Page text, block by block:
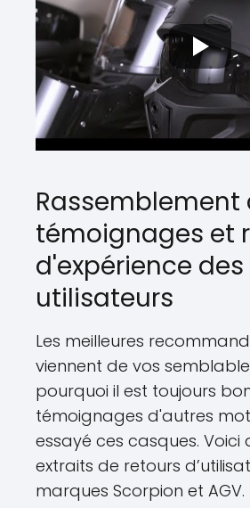
Rassemblement
témoignages et
d'expérience des
utilisateurs
Les meilleures
viennent de vos
pourquoi il est toujours
témoignages d'autres
essayé ces casques. Voici
extraits de retours
marques Scorpion et AGV.